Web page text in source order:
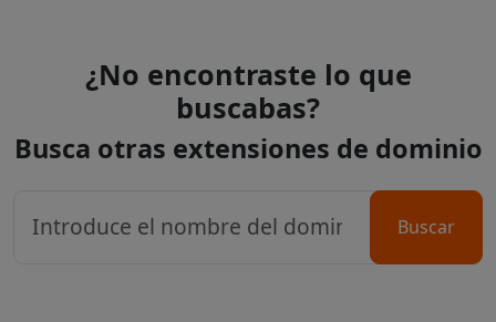
¿No encontraste lo que
buscabas?
Busca otras extensiones de dominio
Buscar